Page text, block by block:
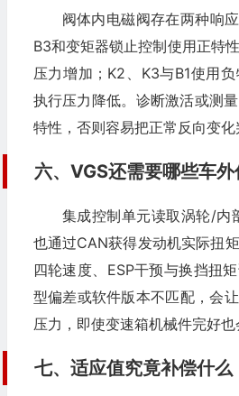
阀体内电磁阀存在两种响应
B3和变矩器锁止控制使用正特
压力增加；K2、K3与B1使用
执行压力降低。诊断激活或测
特性，否则容易把正常反向变化
六、VGS还需要哪些车外
集成控制单元读取涡轮/内
也通过CAN获得发动机实际扭
四轮速度、ESP干预与换挡扭
型偏差或软件版本不匹配，会
压力，即使变速箱机械件完好也
七、适应值究竟补偿什么